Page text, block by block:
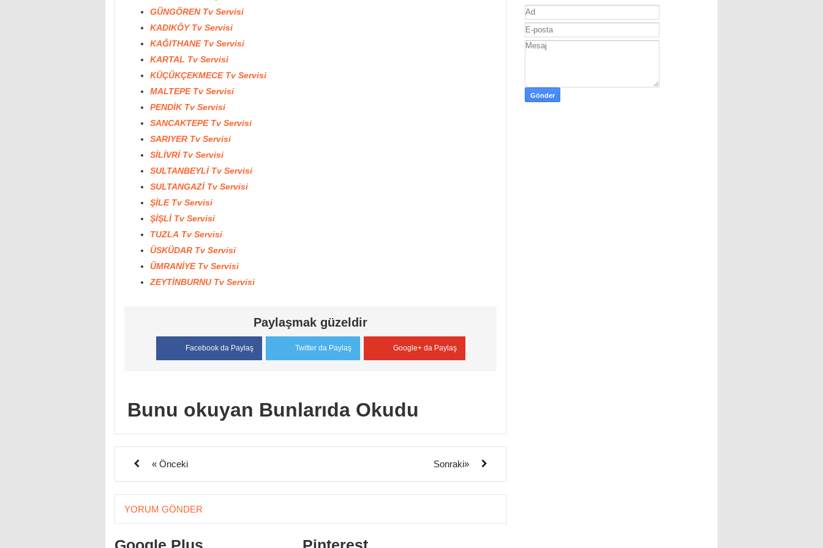
GÜNGÖREN Tv Servisi
KADIKÖY Tv Servisi
KAĞITHANE Tv Servisi
KARTAL Tv Servisi
KÜÇÜKÇEKMECE Tv Servisi
MALTEPE Tv Servisi
PENDİK Tv Servisi
SANCAKTEPE Tv Servisi
SARIYER Tv Servisi
SİLİVRİ Tv Servisi
SULTANBEYLİ Tv Servisi
SULTANGAZİ Tv Servisi
ŞİLE Tv Servisi
ŞİŞLİ Tv Servisi
TUZLA Tv Servisi
ÜSKÜDAR Tv Servisi
ÜMRANİYE Tv Servisi
ZEYTİNBURNU Tv Servisi
Paylaşmak güzeldir
Facebook da Paylaş Twitter da Paylaş Google+ da Paylaş
Bunu okuyan Bunlarıda Okudu
« Önceki Sonraki»
YORUM GÖNDER